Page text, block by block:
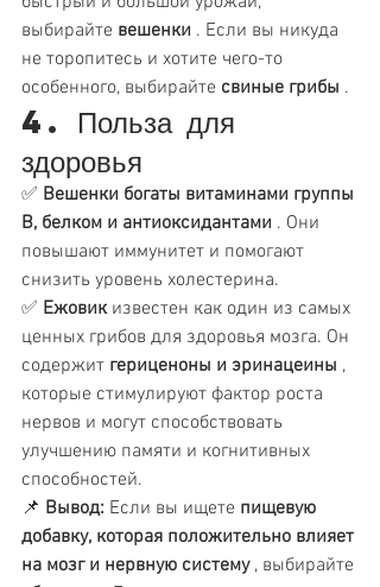
выбирайте вешенки . Если вы никуда
не торопитесь и хотите чего-то
особенного, выбирайте свиные грибы .
4. Польза для
здоровья
✅ Вешенки богаты витаминами группы
В, белком и антиоксидантами . Они
повышают иммунитет и помогают
снизить уровень холестерина.
✅ Ежовик известен как один из самых
ценных грибов для здоровья мозга. Он
содержит гериценоны и эринацеины ,
которые стимулируют фактор роста
нервов и могут способствовать
улучшению памяти и когнитивных
способностей.
📌 Вывод: Если вы ищете пищевую
добавку, которая положительно влияет
на мозг и нервную систему , выбирайте